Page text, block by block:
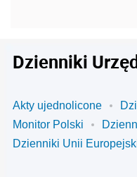
Dzienniki
Akty ujednolicone
Monitor Polski
Dzienniki Unii